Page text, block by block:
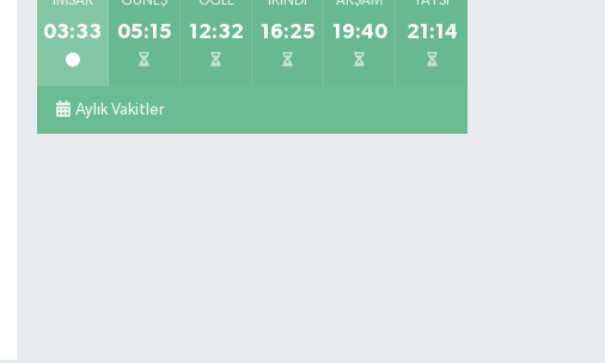
03:33 05:15 12:32 16:25 19:40 21:14
Aylık Vakitler